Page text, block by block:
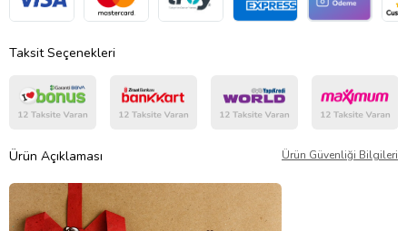
Taksit Seçenekleri
Ürün Açıklaması Ürün Güvenliği Bilgileri